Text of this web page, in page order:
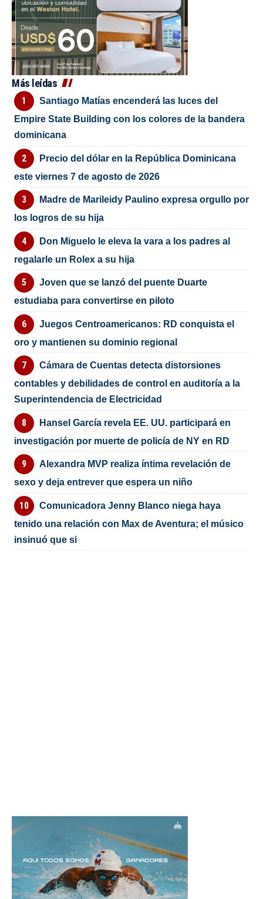
Más leídas
Santiago Matías encenderá las luces del
Empire State Building con los colores de la bandera
dominicana
Precio del dólar en la República Dominicana
este viernes 7 de agosto de 2026
Madre de Marileidy Paulino expresa orgullo por
los logros de su hija
Don Miguelo le eleva la vara a los padres al
regalarle un Rolex a su hija
Joven que se lanzó del puente Duarte
estudiaba para convertirse en piloto
Juegos Centroamericanos: RD conquista el
oro y mantienen su dominio regional
Cámara de Cuentas detecta distorsiones
contables y debilidades de control en auditoría a la
Superintendencia de Electricidad
Hansel García revela EE. UU. participará en
investigación por muerte de policía de NY en RD
Alexandra MVP realiza íntima revelación de
sexo y deja entrever que espera un niño
Comunicadora Jenny Blanco niega haya
tenido una relación con Max de Aventura; el músico
insinuó que si